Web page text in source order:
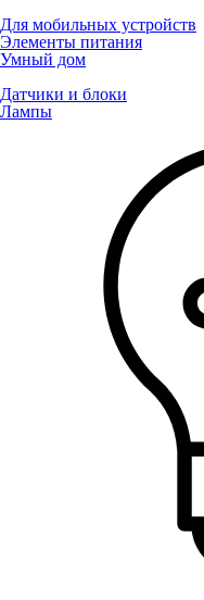
Для мобильных устройств
Элементы питания
Умный дом
Датчики и блоки
Лампы